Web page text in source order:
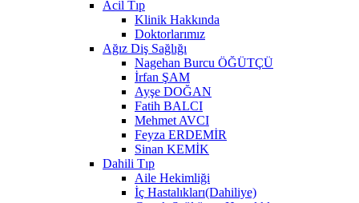
Acil Tıp
Klinik Hakkında
Doktorlarımız
Ağız Diş Sağlığı
Nagehan Burcu ÖĞÜTÇÜ
İrfan ŞAM
Ayşe DOĞAN
Fatih BALCI
Mehmet AVCI
Feyza ERDEMİR
Sinan KEMİK
Dahili Tıp
Aile Hekimliği
İç Hastalıkları(Dahiliye)